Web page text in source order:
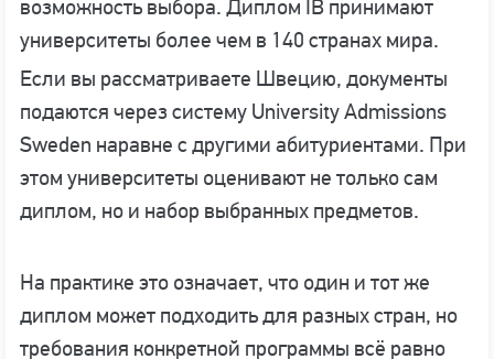
возможность выбора. Диплом IB принимают
университеты более чем в 140 странах мира.
Если вы рассматриваете Швецию, документы
подаются через систему University Admissions
Sweden наравне с другими абитуриентами. При
этом университеты оценивают не только сам
диплом, но и набор выбранных предметов.
На практике это означает, что один и тот же
диплом может подходить для разных стран, но
требования конкретной программы всё равно